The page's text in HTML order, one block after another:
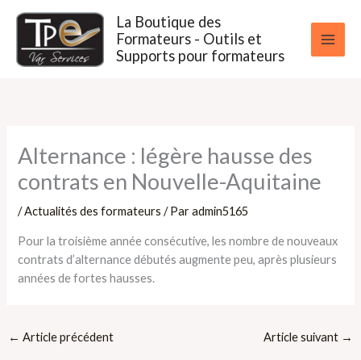
contenu
La Boutique des
Formateurs - Outils et
Supports pour formateurs
Alternance : légère hausse des
contrats en Nouvelle-Aquitaine
/Actualités des formateurs / Paradmin5165
Pour la troisième année consécutive, les nombre de nouveaux
contrats d’alternance débutés augmente peu, après plusieurs
années de fortes hausses.
← Article précédent Article suivant →